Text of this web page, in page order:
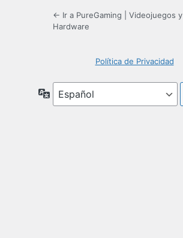
← Ir a PureGaming | Videojuegos y
Hardware
Política de Privacidad
Idioma